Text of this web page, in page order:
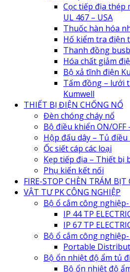
Cọc tiếp địa thép
UL 467 – USA
Thuốc hàn hóa
Hố kiểm tra điện
Thanh đồng
Hóa chất giảm
Bộ xả tĩnh điện
Tấm đồng – lưới
Kumwell
THIẾT BỊ ĐIỆN CHỐNG NỔ
Đèn chóng cháy nổ
Bộ điều khiển ON/OFF
Hộp đấu dây – Tủ điều
Ốc siết cáp các loại
Kẹp tiếp địa – Thiết bị
Phụ kiến kết nối
FIRE-STOP CHÈN TRÁM BỊT
VẬT TƯ PK CÔNG NGHIỆP
Bộ ổ cắm công
IP 44 TP
IP 67 TP
Bộ ổ cắm công
Portable
Bộ ổn nhiệt độ ẩm tủ
Bộ ổn nhiệt độ